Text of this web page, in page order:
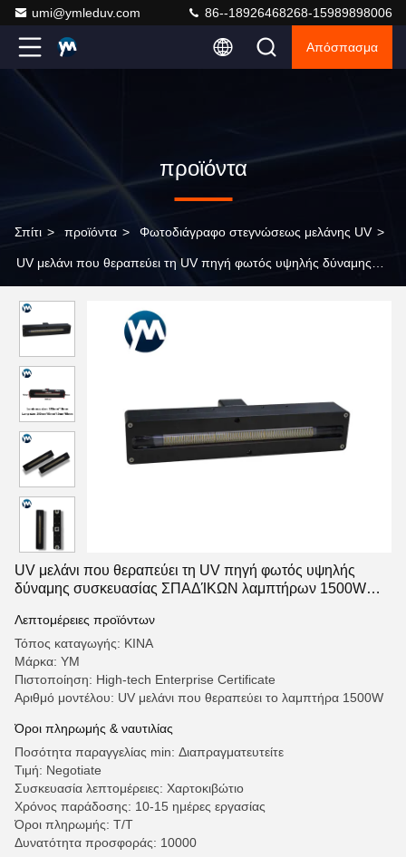
umi@ymleduv.com 86--18926468268-15989898006
Απόσπασμα
προϊόντα
Σπίτι > προϊόντα > Φωτοδιάγραφο στεγνώσεως μελάνης UV >
UV μελάνι που θεραπεύει τη UV πηγή φωτός υψηλής δύναμης
λαμπτήρα
UV μελάνι που θεραπεύει τη UV πηγή φωτός υψηλής
δύναμης συσκευασίας ΣΠΑΔΊΚΩΝ λαμπτήρων 1500W
Λεπτομέρειες προϊόντων
Τόπος καταγωγής: ΚΙΝΑ
Μάρκα: YM
Πιστοποίηση: High-tech Enterprise Certificate
Αριθμό μοντέλου: UV μελάνι που θεραπεύει το λαμπτήρα 1500W
Όροι πληρωμής & ναυτιλίας
Ποσότητα παραγγελίας min: Διαπραγματευτείτε
Τιμή: Negotiate
Συσκευασία λεπτομέρειες: Χαρτοκιβώτιο
Χρόνος παράδοσης: 10-15 ημέρες εργασίας
Όροι πληρωμής: T/T
Δυνατότητα προσφοράς: 10000